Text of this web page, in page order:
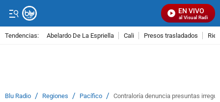
EN VIVO
Señal Visual Radio
Tendencias: Abelardo De La Espriella Cali Presos trasladados
Blu Radio / Regiones / Pacífico / Contraloría denuncia presuntas